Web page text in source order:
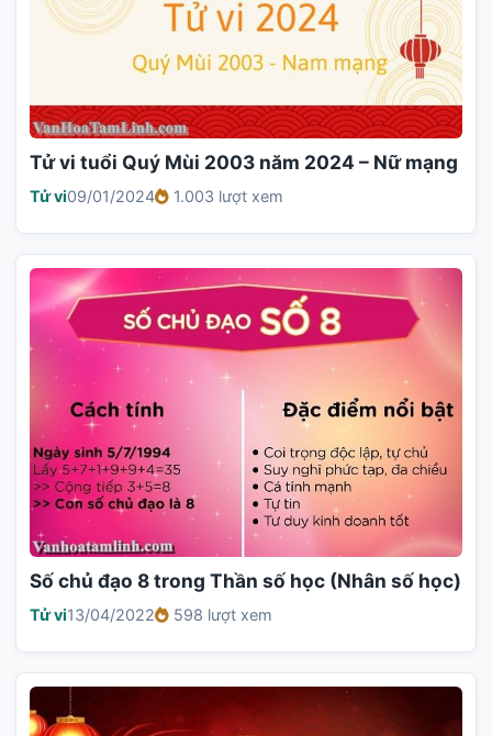
Tử vi tuổi Quý Mùi 2003 năm 2024 – Nữ mạng
Tử vi09/01/2024 1.003 lượt xem
Số chủ đạo 8 trong Thần số học (Nhân số học)
Tử vi13/04/2022 598 lượt xem